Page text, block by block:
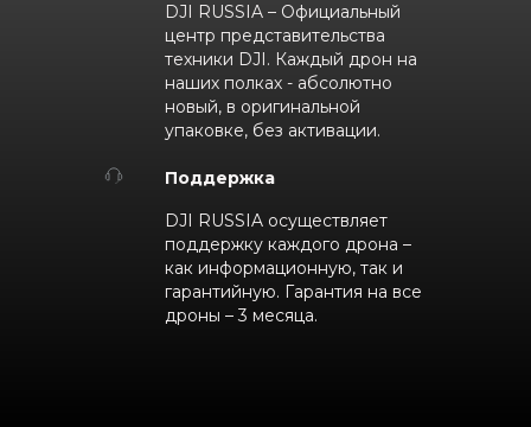
DJI RUSSIA – Официальный
центр представительства
техники DJI. Каждый дрон на
наших полках - абсолютно
новый, в оригинальной
упаковке, без активации.
Поддержка
DJI RUSSIA осуществляет
поддержку каждого дрона –
как информационную, так и
гарантийную. Гарантия на все
дроны – 3 месяца.